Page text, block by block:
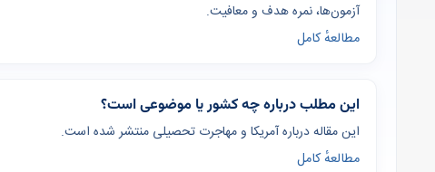
آزمون‌ها، نمره هدف و معافیت.
مطالعهٔ کامل
این مطلب درباره چه کشور یا موضوعی است؟
این مقاله درباره آمریکا و مهاجرت تحصیلی منتشر شده است.
مطالعهٔ کامل